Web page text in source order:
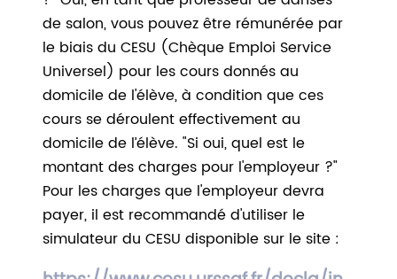
de salon, vous pouvez être rémunérée par
le biais du CESU (Chèque Emploi Service
Universel) pour les cours donnés au
domicile de l'élève, à condition que ces
cours se déroulent effectivement au
domicile de l’élève. "Si oui, quel est le
montant des charges pour l'employeur ?"
Pour les charges que l'employeur devra
payer, il est recommandé d'utiliser le
simulateur du CESU disponible sur le site :